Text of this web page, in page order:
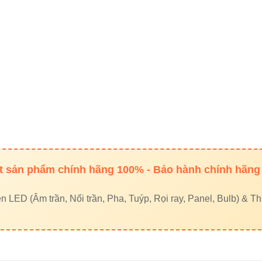
sản phẩm chính hãng 100% - Bảo hành chính
LED (Âm trần, Nổi trần, Pha, Tuýp, Rọi ray, Panel, Bulb) &